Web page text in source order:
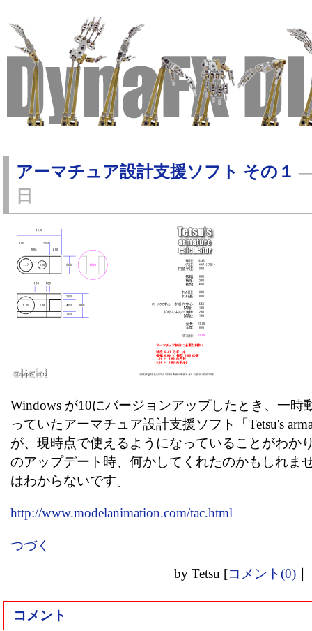
アーマチュア設計支援ソフト その１
日
Windows が10にバージョンアップしたとき、一時
っていたアーマチュア設計支援ソフト「Tetsu's
が、現時点で使えるようになっていることがわか
のアップデート時、何かしてくれたのかもしれま
はわからないです。
http://www.modelanimation.com/tac.html
つづく
by Tetsu [コメント(0) ｜
コメント